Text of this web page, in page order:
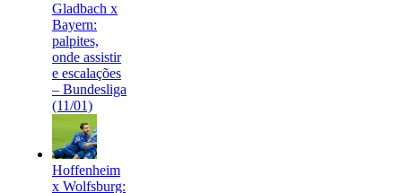
Gladbach x
Bayern:
palpites,
onde assistir
e escalações
– Bundesliga
(11/01)
Hoffenheim
x Wolfsburg: